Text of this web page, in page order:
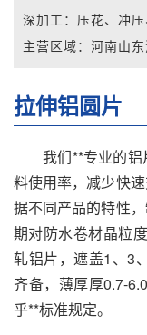
深加工： 压花、冲
主营区域： 河南山
拉伸铝圆片
我们**专业的
料使用率，减少快
据不同产品的特性
期对防水卷材晶粒
轧铝片，遮盖1、3
齐备，薄厚厚0.7-
乎**标准规定。